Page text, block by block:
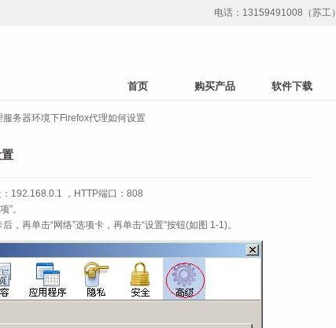
电话：13159491008（苏工）
首页 购买产品 软件下载
服务器环境下Firefox代理如何设置
192.168.0.1 ，HTTP端口：808
”。
，再单击“网络”选项卡，再单击“设置”按钮(如图 1‑1)。